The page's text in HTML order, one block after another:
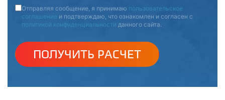
Отправляя сообщение, я принимаю пользовательское
соглашение и подтверждаю, что ознакомлен и согласен с
политикой конфиденциальности данного сайта.
ПОЛУЧИТЬ РАСЧЕТ